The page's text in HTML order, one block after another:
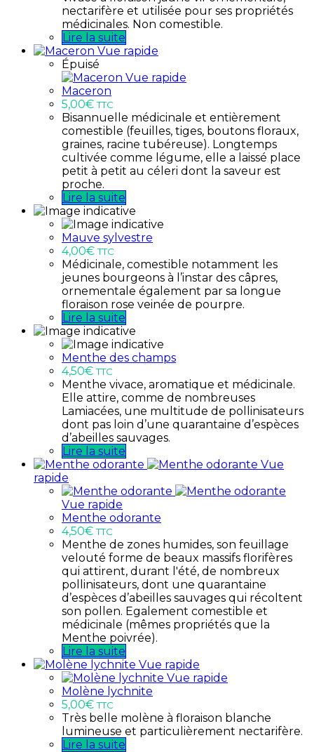
nectarifère et utilisée pour ses propriétés
médicinales. Non comestible.
Lire la suite
Vue rapide
Épuisé
Vue rapide
Maceron
5,00€ TTC
Bisannuelle médicinale et entièrement
comestible (feuilles, tiges, boutons floraux,
graines, racine tubéreuse). Longtemps
cultivée comme légume, elle a laissé place
petit à petit au céleri dont la saveur est
proche.
Lire la suite
Mauve sylvestre
4,00€ TTC
Médicinale, comestible notamment les
jeunes bourgeons à l’instar des câpres,
ornementale également par sa longue
floraison rose veinée de pourpre.
Lire la suite
Menthe des champs
4,50€ TTC
Menthe vivace, aromatique et médicinale.
Elle attire, comme de nombreuses
Lamiacées, une multitude de pollinisateurs
dont pas loin d’une quarantaine d’espèces
d’abeilles sauvages.
Lire la suite
Vue
rapide
Vue rapide
Menthe odorante
4,50€ TTC
Menthe de zones humides, son feuillage
velouté forme de beaux massifs florifères
qui attirent, durant l'été, de nombreux
pollinisateurs, dont une quarantaine
d’espèces d’abeilles sauvages qui récoltent
son pollen. Egalement comestible et
médicinale (mêmes propriétés que la
Menthe poivrée).
Lire la suite
Vue rapide
Vue rapide
Molène lychnite
5,00€ TTC
Très belle molène à floraison blanche
lumineuse et particulièrement nectarifère.
Lire la suite